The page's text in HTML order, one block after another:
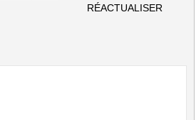
RÉACTUALISER